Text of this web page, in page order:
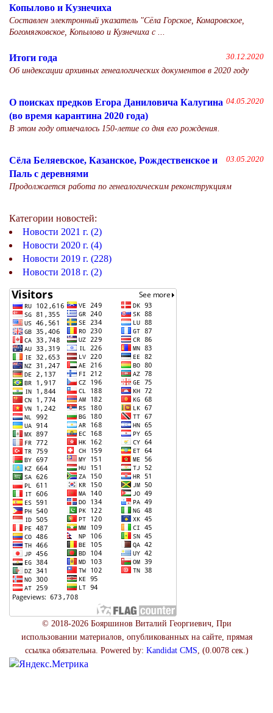
Копылово и Кузнечиха
Составлен электронный указатель "Сёла Горское, Комаровское,
Богомягковское, Копылово и Кузнечиха с ...
30.12.2020
Итоги года
Об индексации архивных генеалогических документов в 2020 году
04.05.2020
О поисках предков Егора Даниловича Калугина
(во время карантина 2020 года)
В этом году отмечалось 150-летие со дня его рождения.
03.05.2020
Сёла Беляевское, Казанское, Рождественское и
Паль с деревнями
Продолжается работа по генеалогическим реконструкциям
Категории новостей:
Новости 2021 г. (2)
Новости 2020 г. (4)
Новости 2019 г. (228)
Новости 2018 г. (2)
© 2018-2026 Бояршинов Виталий Георгиевич, При
использовании материалов, опубликованных на сайте, прямая
ссылка обязательна. Powered by: Kandidat CMS, (0.0078 сек.)